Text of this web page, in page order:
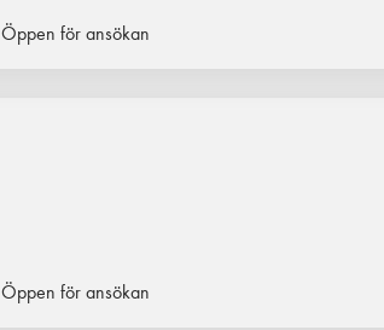
Öppen för ansökan
Öppen för ansökan